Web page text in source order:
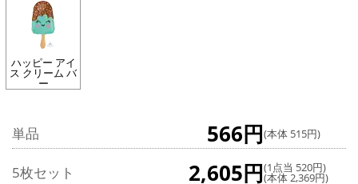
ハッピー アイ
ス クリーム バ
ー
単品 566円(本体 515円)
5枚セット 2,605円(1点当 520円)
(本体 2,369円)